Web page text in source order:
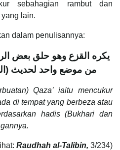
sebahagian rambut dan
lain.
dalam penulisannya:
يكره القزع وهو حلق بعض
من موضع واحد لحديث
Qaza’ iaitu mencukur
di tempat yang berbeza atau
hadis (Bukhari dan
Raudhah al-Talibin, 3/234)